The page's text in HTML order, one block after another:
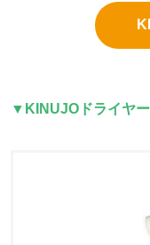
▼ KINUJOドライヤ